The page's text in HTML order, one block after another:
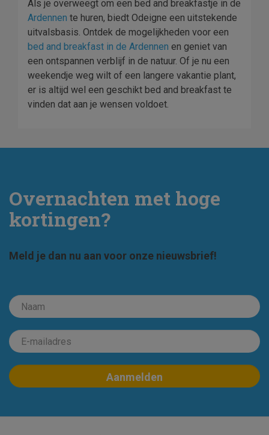
Als je overweegt om een bed and breakfastje in de
Ardennen te huren, biedt Odeigne een uitstekende
uitvalsbasis. Ontdek de mogelijkheden voor een
bed and breakfast in de Ardennen en geniet van
een ontspannen verblijf in de natuur. Of je nu een
weekendje weg wilt of een langere vakantie plant,
er is altijd wel een geschikt bed and breakfast te
vinden dat aan je wensen voldoet.
Overnachten met hoge
kortingen?
Meld je dan nu aan voor onze nieuwsbrief!